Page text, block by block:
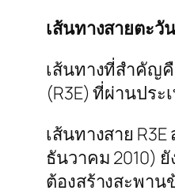
เส้นทางสายตะวั
เส้นทางที่สำคัญคื
(R3E) ที่ผ่านปร
เส้นทางสาย
ธันวาคม 2010) ยั
ต้องสร้างสะพาน